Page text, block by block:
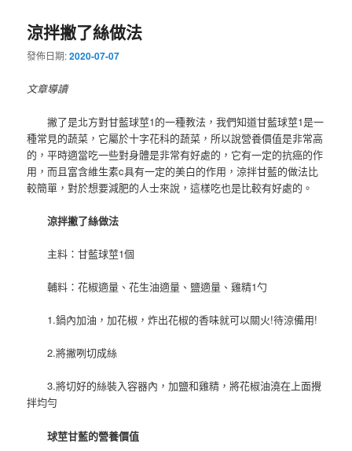
覽
涼拌撇了絲做法
發佈日期:2020-07-07
文章導讀
撇了是北方對甘藍球莖1的一種教法，我們知道甘藍球莖1是一
種常見的蔬菜，它屬於十字花科的蔬菜，所以說營養價值是非常高
的，平時適當吃一些對身體是非常有好處的，它有一定的抗癌的作
用，而且富含維生素c具有一定的美白的作用，涼拌甘藍的做法比
較簡單，對於想要減肥的人士來說，這樣吃也是比較有好處的。
涼拌撇了絲做法
主料：甘藍球莖1個
輔料：花椒適量、花生油適量、鹽適量、雞精1勺
1.鍋內加油，加花椒，炸出花椒的香味就可以關火!待涼備用!
2.將撇咧切成絲
3.將切好的絲裝入容器內，加鹽和雞精，將花椒油澆在上面攪
拌均勻
球莖甘藍的營養價值